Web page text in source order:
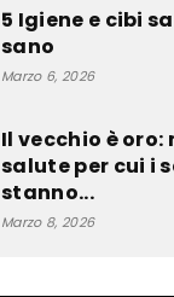
5 Igiene e cibi
sano
Marzo 6, 2026
Il vecchio è
salute per cui i
stanno...
Marzo 8, 2026